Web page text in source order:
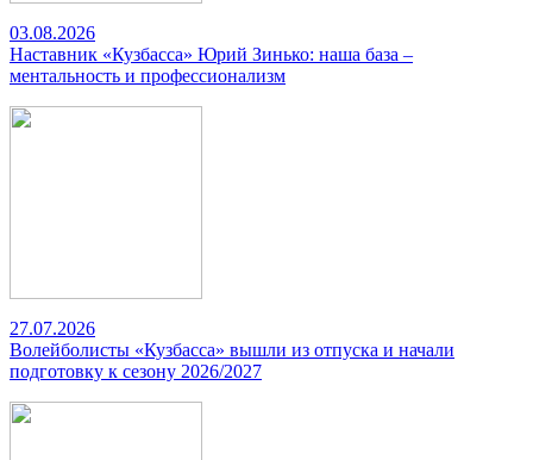
03.08.2026
Наставник «Кузбасса» Юрий Зинько: наша база –
ментальность и профессионализм
27.07.2026
Волейболисты «Кузбасса» вышли из отпуска и начали
подготовку к сезону 2026/2027